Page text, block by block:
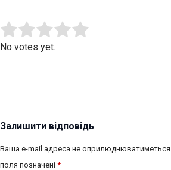
Rate this item:
No votes yet.
Залишити відповідь
Ваша e-mail адреса не оприлюднюватиметься.
поля позначені *